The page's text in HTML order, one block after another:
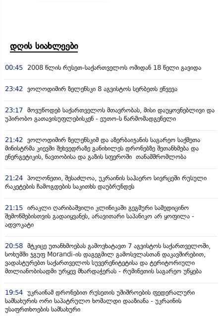
დღის სიახლეები
00:45 2008 წლის რუსეთ-საქართველოს ომიდან 18 წელი გავიდა
23:42 ვოლოდიმირ ზელენსკი 8 აგვისტოს სერბეთს ეწვევა
23:17 მოვუწოდებ საქართველოს მთავრობას, მისი დაუყოვნებლივი და
უპირობო გათავისუფლებისკენ - ეუთო-ს წარმომადგენელი
21:42
ვოლოდიმირ ზელენსკიმ და აზერბაიჯანის საგარეო საქმეთა
მინისტრმა კიევში შეხვედრაზე განიხილეს დრონებზე შეთანხმება და
ენერგეტიკის, ნავთობისა და გაზის სფეროში თანამშრომლობა
21:24 პოლონეთი, შესაძლოა, უკრაინის საჰაერო სივრცეში რუსული
რაკეტების ჩამოგდების საკითხს დაუბრუნდეს
21:15 ირაკლი ღარიბაშვილი კლინიკაში გეგმური სამედიცინო
შემოწმებისთვის გადაიყვანეს, არავითარი საპანიკო არ ყოფილა -
ადვოკატი
20:58 მტკიცე უთანხმოებას გამოვხატავთ 7 აგვისტოს საქართველოში,
სოხუმში ჯგუფ Morandi-ის დაგეგმილ გამოსვლასთან დაკავშირებით,
ვადასტურებთ საქართველოს სუვერენიტეტისა და ტერიტორიული
მთლიანობისადმი ურყევ მხარდაჭერას - რუმინეთის საგარეო უწყება
19:54 უკრაინამ დრონებით რუსეთის უშიშროების ფედერალური
სამსახურის ორი საპატრულო ხომალდი დააზიანა - უკრაინის
უსაფრთხოების სამსახური